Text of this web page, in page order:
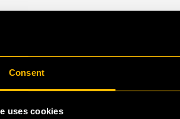
Consent
uses cookies